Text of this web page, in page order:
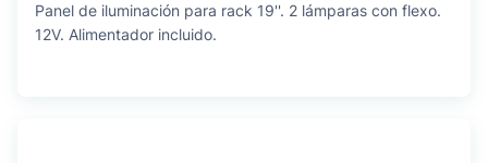
Panel de iluminación para rack 19''. 2 lámparas con flexo.
12V. Alimentador incluido.